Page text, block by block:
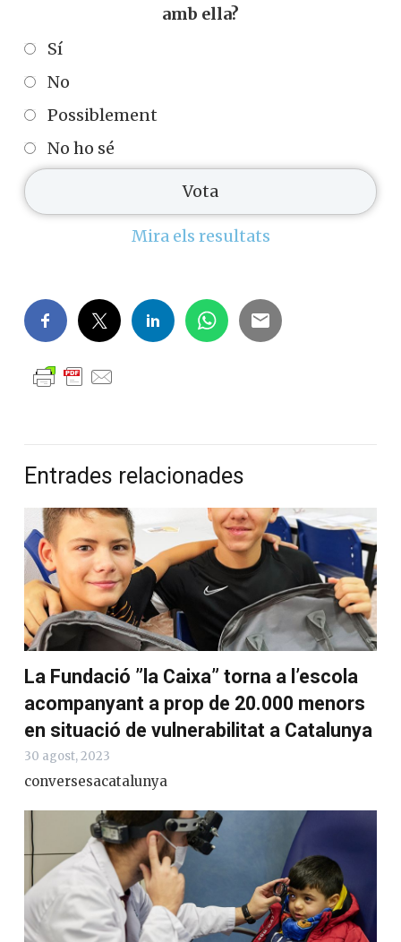
amb ella?
Sí
No
Possiblement
No ho sé
Mira els resultats
Entrades relacionades
La Fundació ”la Caixa” torna a l’escola
acompanyant a prop de 20.000 menors
en situació de vulnerabilitat a Catalunya
30 agost, 2023
conversesacatalunya